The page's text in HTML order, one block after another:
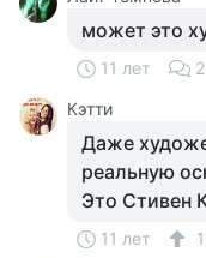
может это
11 лет 2
Кэтти
Даже
реальную
Это Стивен
11 лет
1